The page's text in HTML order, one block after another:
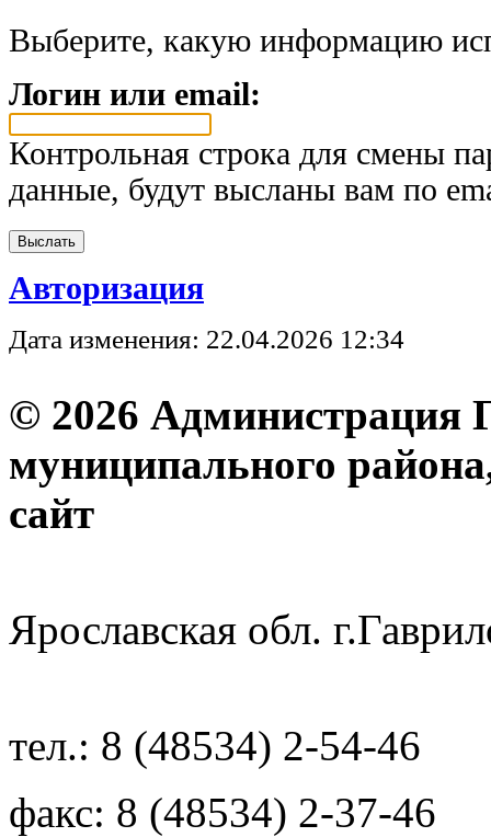
Выберите, какую информацию
Логин или email:
Контрольная строка для смены
данные, будут высланы вам по
Авторизация
Дата изменения: 22.04.2026 12:34
© 2026 Администрация
муниципального
Ярославская обл.
тел.: 8 (48534) 2-54-46
факс: 8 (48534) 2-37-46